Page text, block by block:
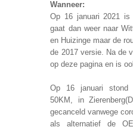
Wanneer:
Op 16 januari 2021 is
gaat dan weer naar
en Huizinge maar de
de 2017 versie. Na de
op deze pagina en is
Op 16 januari stond
50KM, in
gecanceld vanwege
als alternatief de